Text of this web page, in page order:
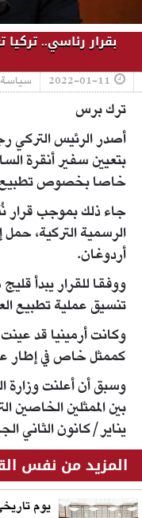
بقرار رئاسي.. تركيا
2022-01-11 سياسة
ترك برس
أصدر الرئيس التركي
بتعيين سفير أنقرة
خاصا بخصوص تطبيع
جاء ذلك بموجب قرار
الرسمية التركية،
أردوغان.
ووفقا للقرار يبدأ
تنسيق عملية تطبيع
وكانت أرمينيا قد
كممثل خاص في إطار
وسبق أن أعلنت وزارة
يناير/كانون الثاني
المزيد من نفس
يوم